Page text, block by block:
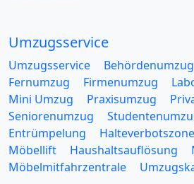
Umzugsservice
Umzugsservice Behördenumzug
Fernumzug
Firmenumzug
Mini Umzug
Praxisumzug
Seniorenumzug
Entrümpelung
Halteverbotszone
Möbellift
Haushaltsauflösung
Möbelmitfahrzentrale